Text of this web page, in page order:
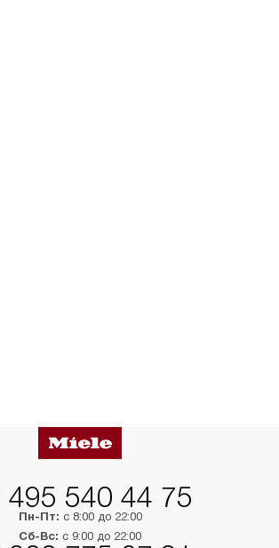
495 540 44 75
Пн-Пт: с 8:00 до 22:00
Сб-Вс: с 9:00 до 22:00